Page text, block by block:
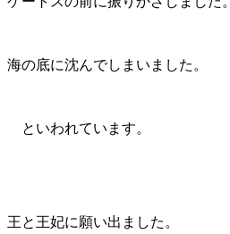
海の底に沈んでしまいました。
といわれています。
王と王妃に願い出ました。